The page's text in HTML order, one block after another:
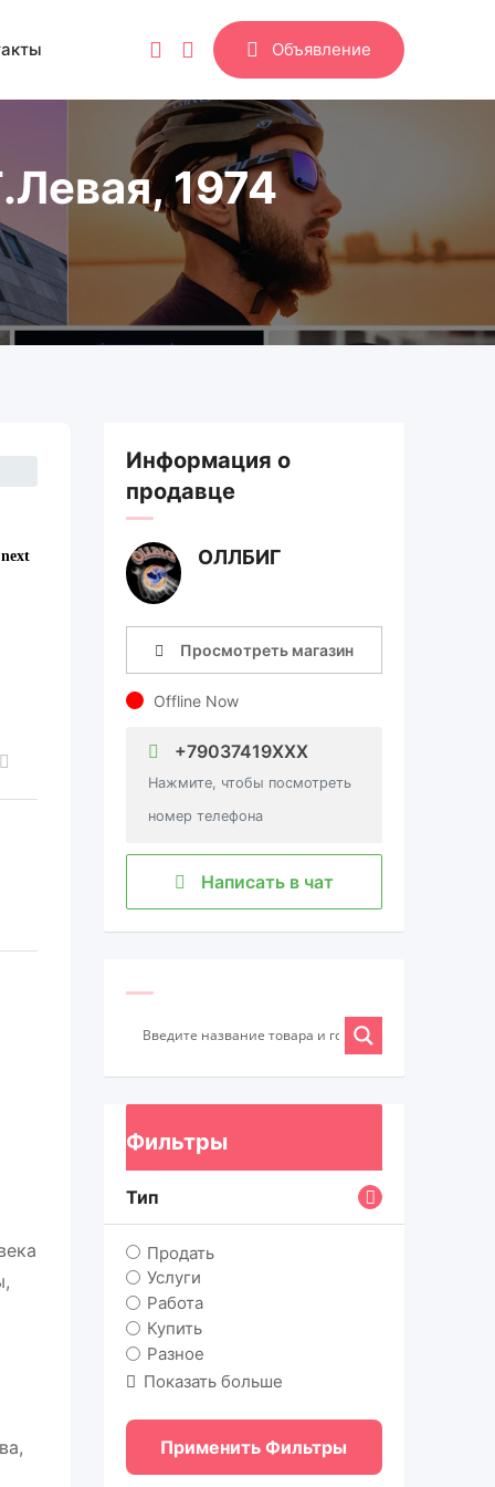
Объявление
1974
Информация о
продавце
ОЛЛБИГ
Просмотреть магазин
Offline Now
+79037419XXX
Нажмите, чтобы посмотреть
номер телефона
Написать в чат
Фильтры
Тип
Продать
Услуги
Работа
Купить
Разное
Показать больше
Применить Фильтры